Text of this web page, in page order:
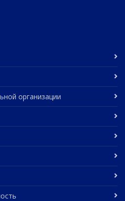
организации